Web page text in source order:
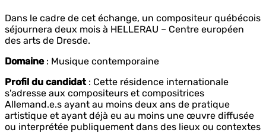
Dans le cadre de cet échange, un compositeur québécois
séjournera deux mois à HELLERAU – Centre européen
des arts de Dresde.
Domaine: Musique contemporaine
Profil du candidat : Cette résidence internationale
s'adresse aux compositeurs et compositrices
Allemand.e.s ayant au moins deux ans de pratique
artistique et ayant déjà eu au moins une œuvre diffusée
ou interprétée publiquement dans des lieux ou contextes